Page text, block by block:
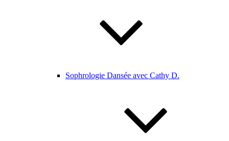
Sophrologie Dansée avec Cathy D.